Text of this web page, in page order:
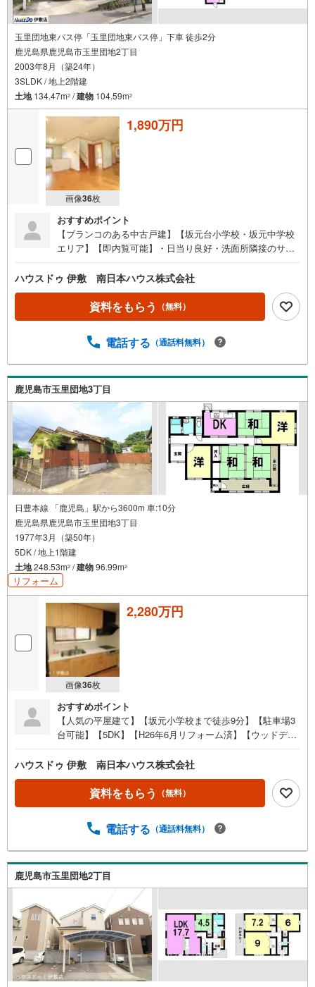
玉里団地東バス停「玉里団地東バス停」下車 徒歩2分
鹿児島県鹿児島市玉里団地2丁目
2003年8月（築24年）
3SLDK / 地上2階建
土地134.47m2 /建物 104.59m2
画像36枚
1,890万円
おすすめポイント
【ブランコのある中古戸建】【坂元台小学校・坂元中学校
エリア】【即内覧可能】・日当り良好・洗面所隣接のサン
にブランコ付きのお家 ・LANケーブルがある書斎付 パソコ
ン作業も出来そうです ・家族と自然なコミュニケーション
が取れるリビング階段 ・洗面所に隣接のサンルーム付き ・
浴室は1.25坪タイプで洗い場が広々 ●周辺環境●・ローソン
400m・坂元中学校まで約420m・ファミリーマート玉里団
団地店まで約470m・モンキープラザまで約510m
ハウスドゥ 伊敷 南日本ハウス株式会社
資料をもらう （無料）
電話する （通話料無料）
鹿児島市玉里団地3丁目
日豊本線 「鹿児島」駅から3600m 車:10分
鹿児島県鹿児島市玉里団地3丁目
1977年3月（築50年）
5DK / 地上1階建
土地248.53m2 /建物96.99m2
リフォーム
画像36枚
2,280万円
おすすめポイント
【人気の平屋建て】【坂元小学校まで徒歩9分】【駐車場3
台可能】【5DK】【H26年6月リフォーム済】【ウッドデッ
分（約320m）●イチ押しポイント●・H26年6月リフォーム
済（トイレ、風呂、洗面、一部建具、畳、襖、障子）・敷
地75.18坪と広々・ゆったりとした縁側付・オール電化●周
辺環境●・坂元小学校まで徒歩9分（約710m）・坂元中学校
（約320m）・鹿児島相互信用金庫坂元支店まで徒歩7分
m）・坂元郵便局まで徒歩7分（約550m）・ファミリーマ
ート坂元店まで徒歩8分（約580m）・タイヨー玉里団地店
まで徒歩8分（約600m） 住宅ローンのご相談も承ります！
お気軽にご相談ください
ハウスドゥ 伊敷 南日本ハウス株式会社
資料をもらう （無料）
電話する （通話料無料）
鹿児島市玉里団地2丁目